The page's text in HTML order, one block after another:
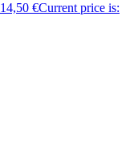
14,50 €Current price is: